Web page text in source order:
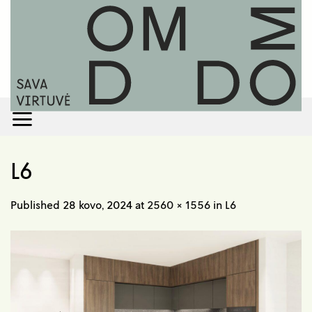
L6
Published 28 kovo, 2024 at 2560 × 1556 in L6